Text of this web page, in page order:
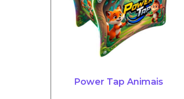
Power Tap Animais